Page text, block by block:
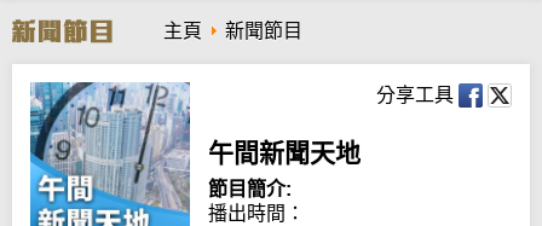
r
c
h
主頁 新聞節目
分享工具
午間新聞天地
節目簡介:
播出時間：